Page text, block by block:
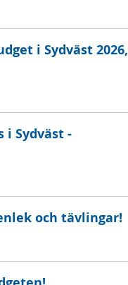
i Sydväst 2026,
i Sydväst -
och tävlingar!